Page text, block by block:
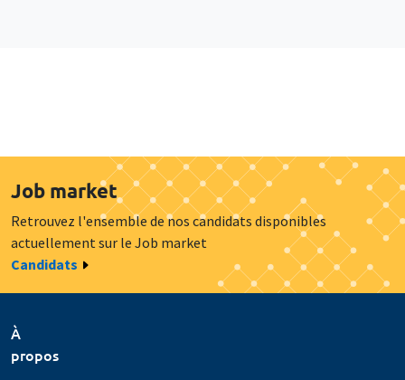
Job market
Retrouvez l'ensemble de nos candidats disponibles
actuellement sur le Job market
Candidats
À
propos